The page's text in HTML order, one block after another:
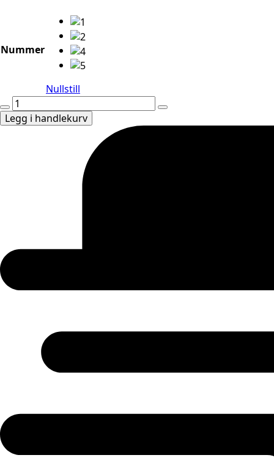
Nummer
Nullstill
Håndblåst
glasskule
-
Legg i handlekurv